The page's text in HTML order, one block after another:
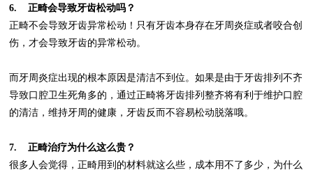
6. 正畸会导致牙齿松动吗？
正畸不会导致牙齿异常松动！只有牙齿本身存在牙周炎症或者咬合创
伤，才会导致牙齿的异常松动。
而牙周炎症出现的根本原因是清洁不到位。如果是由于牙齿排列不齐
导致口腔卫生死角多的，通过正畸将牙齿排列整齐将有利于维护口腔
的清洁，维持牙周的健康，牙齿反而不容易松动脱落哦。
7.
正畸治疗为什么这么贵？
很多人会觉得，正畸用到的材料就这么些，成本用不了多少，为什么